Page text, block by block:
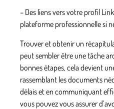
– Des liens vers votre profil
plateforme professionnelle si
Trouver et obtenir un
peut sembler être une tâche
bonnes étapes, cela devient
rassemblant les documents
délais et en communiquant
vous pouvez vous assurer